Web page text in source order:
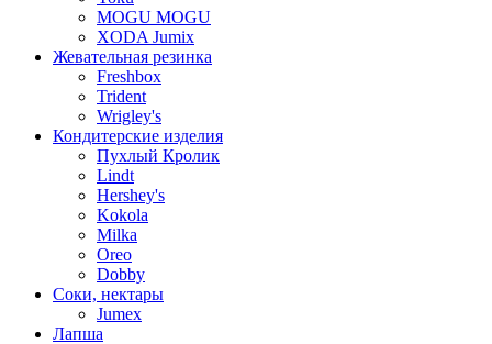
MOGU MOGU
XODA Jumix
Жевательная резинка
Freshbox
Trident
Wrigley's
Кондитерские изделия
Пухлый Кролик
Lindt
Hershey's
Kokola
Milka
Oreo
Dobby
Соки, нектары
Jumex
Лапша